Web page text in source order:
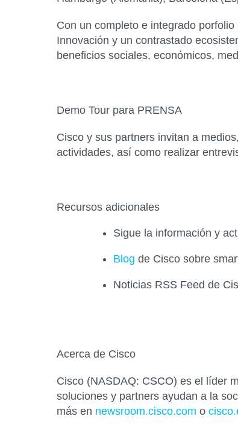
Con un completo e integrado
Innovación y un contrastado
beneficios sociales, económicos,
Demo Tour para PRENSA
Cisco y sus partners invitan a
actividades, así como realizar
Recursos adicionales
Sigue la información y
Blog de Cisco sobre
Noticias RSS Feed de
Acerca de Cisco
Cisco (NASDAQ: CSCO) es el líder
soluciones y partners ayudan a la
más en newsroom.cisco.com o